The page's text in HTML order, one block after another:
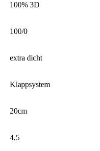
100% 3D
100/0
extra dicht
Klappsystem
20cm
4,5